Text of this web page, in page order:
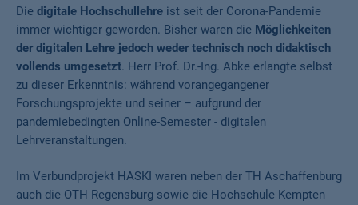
Die digitale Hochschullehre ist seit der Corona-Pandemie
immer wichtiger geworden. Bisher waren die Möglichkeiten
der digitalen Lehre jedoch weder technisch noch didaktisch
vollends umgesetzt. Herr Prof. Dr.-Ing. Abke erlangte selbst
zu dieser Erkenntnis: während vorangegangener
Forschungsprojekte und seiner – aufgrund der
pandemiebedingten Online-Semester - digitalen
Lehrveranstaltungen.
Im Verbundprojekt HASKI waren neben der TH Aschaffenburg
auch die OTH Regensburg sowie die Hochschule Kempten